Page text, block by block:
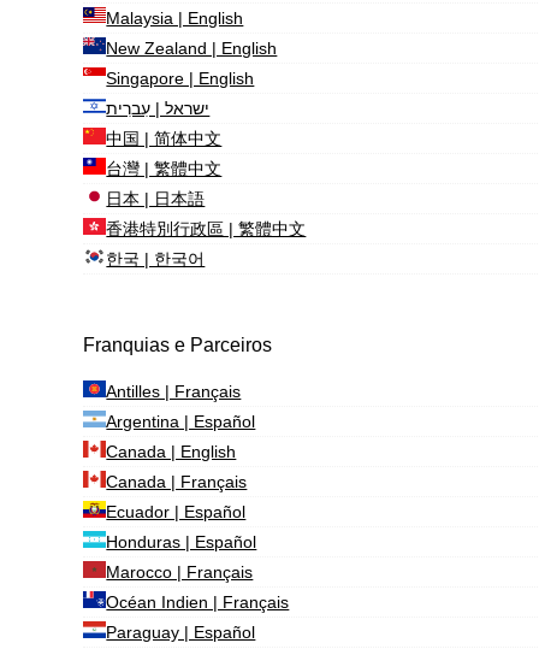
Malaysia | English
New Zealand | English
Singapore | English
ישראל | עִברִית
中国 | 简体中文
台灣 | 繁體中文
日本 | 日本語
香港特別行政區 | 繁體中文
한국 | 한국어
Franquias e Parceiros
Antilles | Français
Argentina | Español
Canada | English
Canada | Français
Ecuador | Español
Honduras | Español
Marocco | Français
Océan Indien | Français
Paraguay | Español